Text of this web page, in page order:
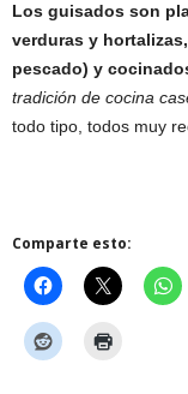
Los guisados son
verduras y
pescado) y
tradición de cocina
todo tipo, todos muy
Comparte esto: